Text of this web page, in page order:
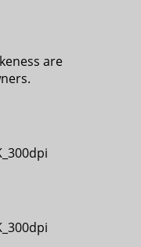
are